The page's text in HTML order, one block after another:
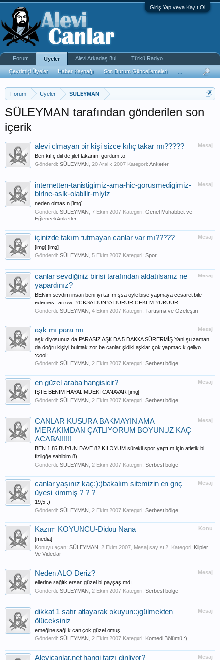
Giriş Yap veya Kayıt Ol
Forum Üyeler SÜLEYMAN
SÜLEYMAN tarafından gönderilen son
içerik
Mesaj
alevi olmayan bir kişi sizce kılıç takar mı?????
Ben kılıç diil de jilet takanını gördüm :o
Gönderdi: SÜLEYMAN 20 Aralık 2007 Kategori: Anketler
Mesaj
internetten-tanistigimiz-ama-hic-gorusmedigimiz-
birine-asik-olabilir-miyiz
neden olmasın [img]
Gönderdi: SÜLEYMAN 7 Ekim 2007 Kategori: Genel Muhabbet ve
Eğlenceli Anketler
Mesaj
içinizde takım tutmayan canlar var mı?????
[img] [img]
Gönderdi: SÜLEYMAN 5 Ekim 2007 Kategori: Spor
Mesaj
canlar sevdiğiniz birisi tarafından aldatılsanız ne
yapardınız?
BENim sevdim insan beni iyi tanımışsa öyle bişe yapmaya cesaret bile
edemes. :arrow: YOKSA DÜNYA DURUR ÖFKEM YÜRÜÜR
Gönderdi: SÜLEYMAN 4 Ekim 2007 Kategori: Tartışma ve Özeleştiri
Mesaj
aşk mı para mı
aşk diyosunuz da PARASIZ AŞK DA 5 DAKKA SÜRERMİŞ Yani şu zaman
da doğru kişiyi bulmak zor be canlar şidiki aşklar çok yapmacık geliyo
:cool:
Gönderdi: SÜLEYMAN 2 Ekim 2007 Kategori: Serbest bölge
Mesaj
en güzel araba hangisidir?
İŞTE BENİM HAYALİMDEKİ CANAVAR [img]
Gönderdi: SÜLEYMAN 2 Ekim 2007 Kategori: Serbest bölge
Mesaj
CANLAR KUSURA BAKMAYIN AMA
MERAKIMDAN ÇATLIYORUM BOYUNUZ KAÇ
ACABA!!!!!!
BEN 1,85 BUYUN DAVE 82 KİLOYUM sürekli spor yaptıım için atletik bi
fiziigğe sahibim 8)
Gönderdi: SÜLEYMAN 2 Ekim 2007 Kategori: Serbest bölge
Mesaj
canlar yaşınız kaç:):)bakalım sitemizin en gnç
üyesi kimmiş ? ? ?
19,5 :)
Gönderdi: SÜLEYMAN 2 Ekim 2007 Kategori: Serbest bölge
Konu
Kazım KOYUNCU-Didou Nana
[media]
Konuyu açan: SÜLEYMAN 2 Ekim 2007 , Mesaj sayısı 2, Kategori: Klipler
Ve Videolar
Mesaj
Neden ALO Deriz?
ellerine sağlık ersan güzel bi payşaşımdı
Gönderdi: SÜLEYMAN 2 Ekim 2007 Kategori: Serbest bölge
Mesaj
dikkat 1 satır atlayarak okuyun::)gülmekten
ölüceksiniz
emeğine sağlık can çok güzel omuş
Gönderdi: SÜLEYMAN 2 Ekim 2007 Kategori: Komedi Bölümü :)
Mesaj
Alevicanlar.net hangi tarzı dinliyor?
Forum Üyeler
Çevrimiçi Üyeler Haber Kaynağı Son Durum Güncellemeleri
Alevi Arkadaş Bul Türkü Radyo